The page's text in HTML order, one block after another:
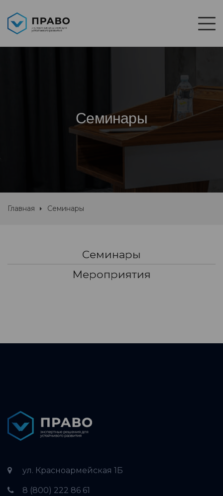
Семинары
Главная Семинары
Семинары
Мероприятия
ул. Красноармейская 1Б
8 (800) 222 86 61